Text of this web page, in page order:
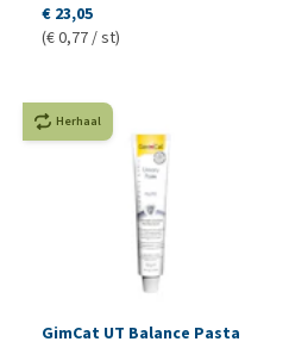
€ 23,05
(€ 0,77 / st)
Herhaal
GimCat UT Balance Pasta